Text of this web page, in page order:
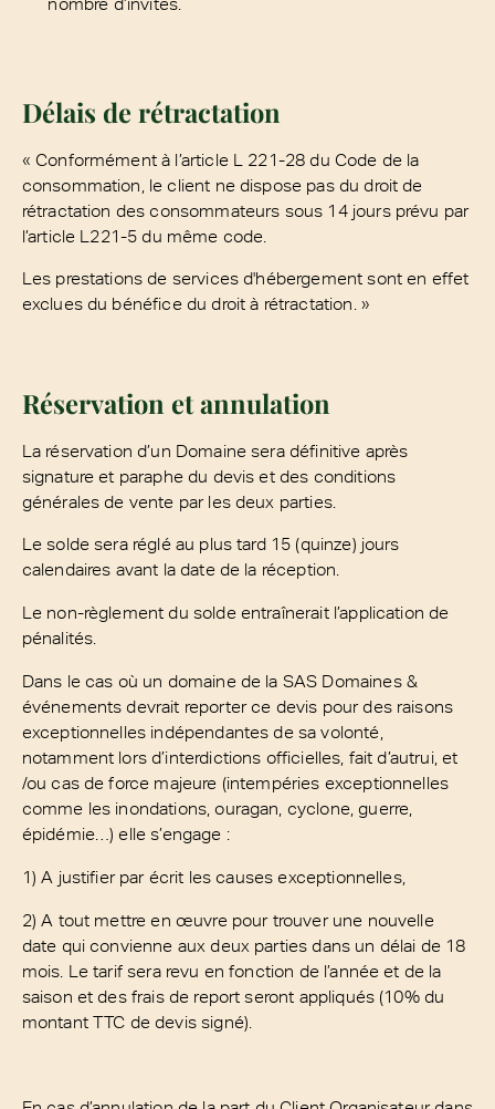
Délais de rétractation
« Conformément à l’article L 221-28 du Code de la
consommation, le client ne dispose pas du droit de
rétractation des consommateurs sous 14 jours prévu par
l’article L221-5 du même code.
Les prestations de services d'hébergement sont en effet
exclues du bénéfice du droit à rétractation. »
Réservation et annulation
La réservation d’un Domaine sera définitive après
signature et paraphe du devis et des conditions
générales de vente par les deux parties.
Le solde sera réglé au plus tard 15 (quinze) jours
calendaires avant la date de la réception.
Le non-règlement du solde entraînerait l’application de
pénalités.
Dans le cas où un domaine de la SAS Domaines &
événements devrait reporter ce devis pour des raisons
exceptionnelles indépendantes de sa volonté,
notamment lors d’interdictions officielles, fait d’autrui, et
/ou cas de force majeure (intempéries exceptionnelles
comme les inondations, ouragan, cyclone, guerre,
épidémie…) elle s’engage :
1) A justifier par écrit les causes exceptionnelles,
2) A tout mettre en œuvre pour trouver une nouvelle
date qui convienne aux deux parties dans un délai de 18
mois. Le tarif sera revu en fonction de l’année et de la
saison et des frais de report seront appliqués (10% du
montant TTC de devis signé).